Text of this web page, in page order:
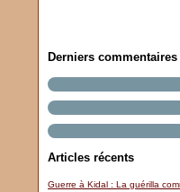
Derniers commentaires
Articles récents
Guerre à Kidal : La guérilla